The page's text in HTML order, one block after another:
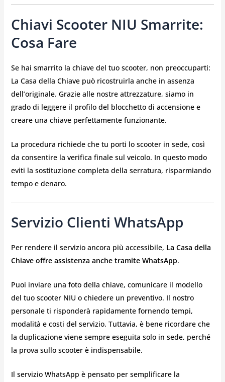
Chiavi Scooter NIU Smarrite:
Cosa Fare
Se hai smarrito la chiave del tuo scooter, non preoccuparti:
La Casa della Chiave può ricostruirla anche in assenza
dell’originale. Grazie alle nostre attrezzature, siamo in
grado di leggere il profilo del blocchetto di accensione e
creare una chiave perfettamente funzionante.
La procedura richiede che tu porti lo scooter in sede, così
da consentire la verifica finale sul veicolo. In questo modo
eviti la sostituzione completa della serratura, risparmiando
tempo e denaro.
Servizio Clienti WhatsApp
Per rendere il servizio ancora più accessibile, La Casa della
Chiave offre assistenza anche tramite WhatsApp.
Puoi inviare una foto della chiave, comunicare il modello
del tuo scooter NIU o chiedere un preventivo. Il nostro
personale ti risponderà rapidamente fornendo tempi,
modalità e costi del servizio. Tuttavia, è bene ricordare che
la duplicazione viene sempre eseguita solo in sede, perché
la prova sullo scooter è indispensabile.
Il servizio WhatsApp è pensato per semplificare la